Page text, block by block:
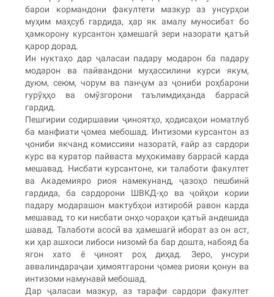
барои кормандони факултети мазкур аз унсурҳои
муҳим маҳсуб гардида, ҳар як амалу муносибат бо
ҳамкорону курсантон ҳамешагӣ зери назорати қатъӣ
қарор дорад.
Ин нуктаҳо дар ҷаласаи падару модарон ба падару
модарон ва пайвандони муҳассилини курси якум,
дуюм, сеюм, чорум ва панҷум аз ҷониби роҳбарони
гурӯҳҳо ва омӯзгорони таълимдиҳанда баррасӣ
гардид.
Пешгирии содиршавии ҷиноятҳо, ҳодисаҳои номатлуб
ба манфиати ҷомеа мебошад. Интизоми курсантон аз
ҷониби якчанд комиссияи назоратӣ, ғайр аз сардори
курс ва куратор пайваста муҳокимаву баррасӣ карда
мешавад. Нисбати курсантоне, ки талаботи факултет
ва Академияро риоя намекунанд, ҷазоҳо пешбинӣ
гардида, ба сардорони ШВКД-ҳо ва ҷойҳои кории
падару модарашон мактубҳои изтиробӣ равон карда
мешавад, то ки нисбати онҳо чораҳои қатъӣ андешида
шавад. Талаботи асосӣ ва ҳамешагӣ иборат аз он аст,
ки ҳар ашхоси либоси низомӣ ба бар дошта, набояд ба
ягон хато ё ҷиноят роҳ диҳад. Зеро, унсури
аввалиндараҷаи ҳимоятгарони ҷомеа риояи қонун ва
интизоми намунавӣ мебошад.
Дар ҷаласаи мазкур, аз тарафи сардори факултет